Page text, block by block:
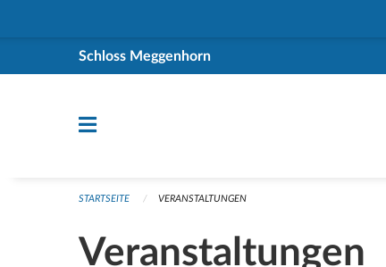
Schloss Meggenhorn
STARTSEITE VERANSTALTUNGEN
Veranstaltungen